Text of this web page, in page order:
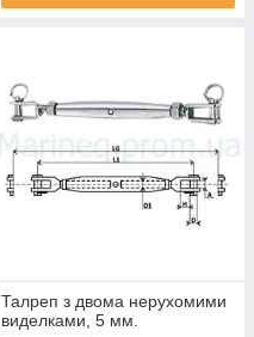
Талреп з двома нерухомими
виделками, 5 мм.